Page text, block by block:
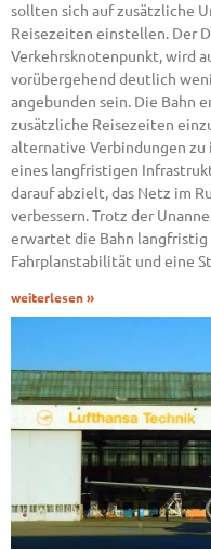
sollten sich auf zusätzliche
Reisezeiten einstellen. Der
Verkehrsknotenpunkt, wird
vorübergehend deutlich
angebunden sein. Die Bahn
zusätzliche Reisezeiten
alternative Verbindungen zu
eines langfristigen
darauf abzielt, das Netz im
verbessern. Trotz der
erwartet die Bahn langfristig
Fahrplanstabilität und eine
weiterlesen »